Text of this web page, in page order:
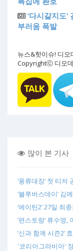
‘다시갈지도
부러움 폭발
뉴스&핫이슈! 디
Copyrightⓒ 디오
많이 본 기사
‘풍류대장’ 첫 티
‘블루버스데이’ 김
‘에이틴2’ 27일 최
‘편스토랑’ 류수영
‘신과 함께 시즌2’
'코리아그라비아'